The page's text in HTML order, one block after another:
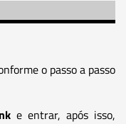
o passo a passo
e entrar, após isso,